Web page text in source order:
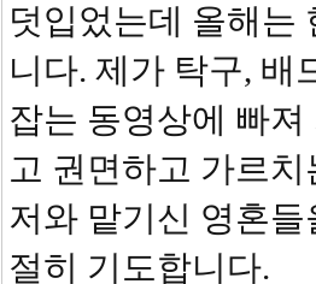
덧입었는데 올해는
니다. 제가 탁구, 배
잡는 동영상에 빠
고 권면하고 가르
저와 맡기신 영혼
절히 기도합니다.